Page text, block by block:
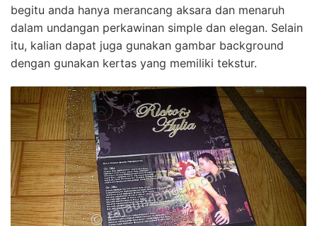
begitu anda hanya merancang aksara dan menaruh
dalam undangan perkawinan simple dan elegan. Selain
itu, kalian dapat juga gunakan gambar background
dengan gunakan kertas yang memiliki tekstur.